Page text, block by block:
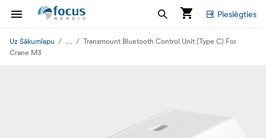
Pieslēgties
Uz Sākumlapu ...
Transmount Bluetooth Control Unit (Type C) For
Crane M3